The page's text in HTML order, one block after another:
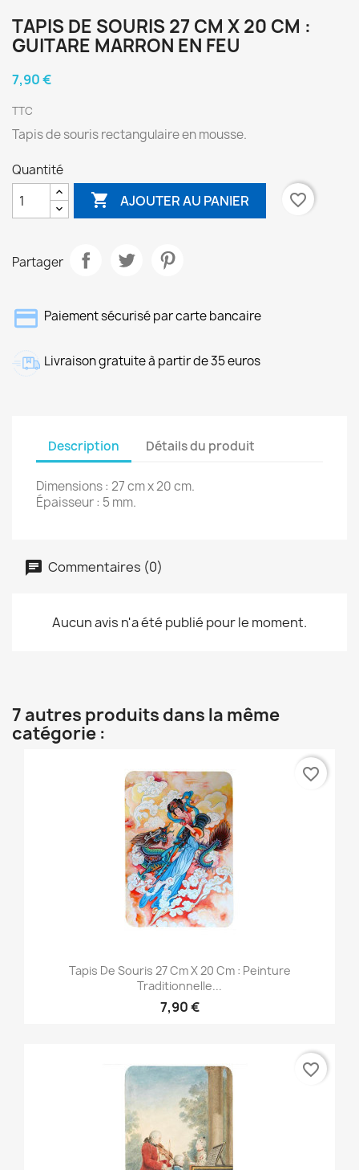
TAPIS DE SOURIS 27 CM X 20 CM :
GUITARE MARRON EN FEU
7,90 €
TTC
Tapis de souris rectangulaire en mousse.
Quantité
 AJOUTER AU PANIER favorite_border
Partager
Paiement sécurisé par carte bancaire
Livraison gratuite à partir de 35 euros
Description Détails du produit
Dimensions : 27 cm x 20 cm.
Épaisseur : 5 mm.
Commentaires (0)
Aucun avis n'a été publié pour le moment.
7 autres produits dans la même
catégorie :
Tapis De Souris 27 Cm X 20 Cm : Peinture
Traditionnelle...
7,90 €
favorite_border
favorite_border